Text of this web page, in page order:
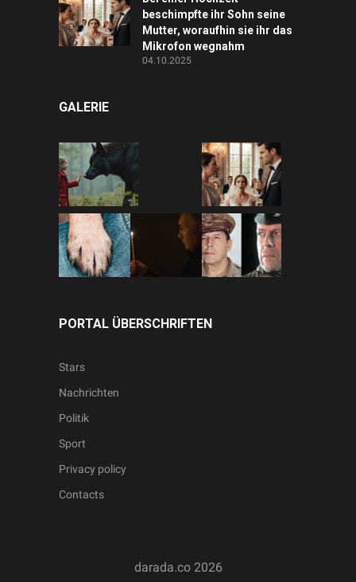
beschimpfte ihr Sohn seine
Mutter, woraufhin sie ihr das
Mikrofon wegnahm
04.10.2025
GALERIE
PORTAL ÜBERSCHRIFTEN
Stars
Nachrichten
Politik
Sport
Privacy policy
Contacts
darada.co 2026